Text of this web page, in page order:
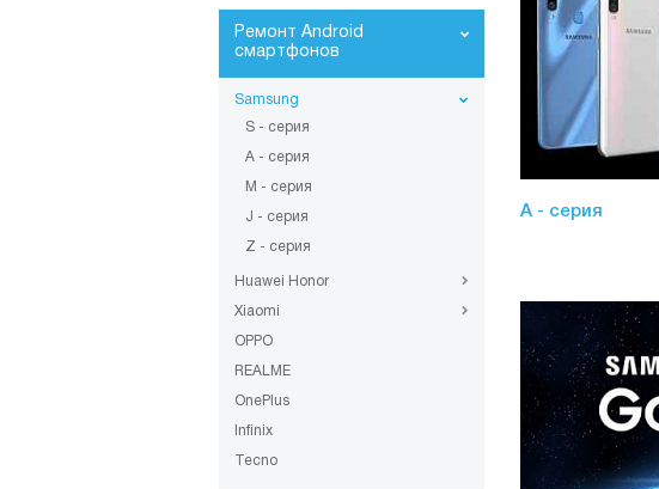
Ремонт Android
смартфонов
Samsung
S - серия
A - серия
M - серия
J - серия
Z - серия
Huawei Honor
Xiaomi
OPPO
REALME
OnePlus
Infinix
Tecno
A - серия